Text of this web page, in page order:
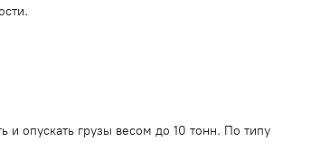
и опускать грузы весом до 10 тонн. По типу